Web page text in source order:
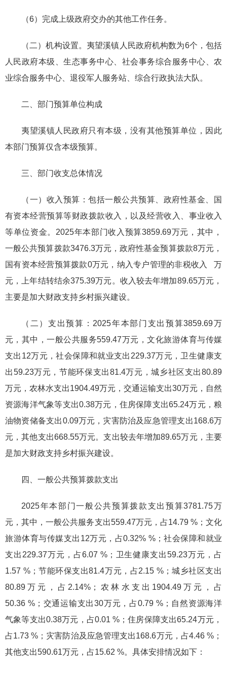
（6）完成上级政府交办的其他工作任务。
（二）机构设置。夷望溪镇人民政府机构数为6个，包括
人民政府本级、生态事务中心、社会事务综合服务中心、农
业综合服务中心、退役军人服务站、综合行政执法大队。
二、部门预算单位构成
夷望溪镇人民政府只有本级，没有其他预算单位，因此
本部门预算仅含本级预算。
三、部门收支总体情况
（一）收入预算：包括一般公共预算、政府性基金、国
有资本经营预算等财政拨款收入，以及经营收入、事业收入
等单位资金。2025年本部门收入预算3859.69万元，其中，
一般公共预算拨款3476.3万元，政府性基金预算拨款8万元，
国有资本经营预算拨款0万元，纳入专户管理的非税收入 万
元，上年结转结余375.39万元。收入较去年增加89.65万元，
主要是加大财政支持乡村振兴建设。
（二）支出预算：2025年本部门支出预算3859.69万
元，其中，一般公共服务559.47万元，文化旅游体育与传媒
支出12万元，社会保障和就业支出229.37万元，卫生健康支
出59.23万元，节能环保支出81.4万元，城乡社区支出80.89
万元，农林水支出1904.49万元，交通运输支出30万元，自然
资源海洋气象等支出0.38万元，住房保障支出65.24万元，粮
油物资储备支出0.09万元，灾害防治及应急管理支出168.6万
元，其他支出668.55万元。支出较去年增加89.65万元，主要
是加大财政支持乡村振兴建设。
四、一般公共预算拨款支出
2025年本部门一般公共预算拨款支出预算3781.75万
元，其中，一般公共服务支出559.47万元，占14.79 %；文化
旅游体育与传媒支出12万元，占0.32% %；社会保障和就业
支出229.37万元，占6.07 %；卫生健康支出59.23万元，占
1.57 %；节能环保支出81.4万元，占2.15 %；城乡社区支出
80.89万元，占2.14%；农林水支出1904.49万元，占
50.36 %；交通运输支出30万元，占0.79 %；自然资源海洋
气象等支出0.38万元，占0.01 %；住房保障支出65.24万元，
占1.73 %；灾害防治及应急管理支出168.6万元，占4.46 %；
其他支出590.61万元，占15.62 %。具体安排情况如下：